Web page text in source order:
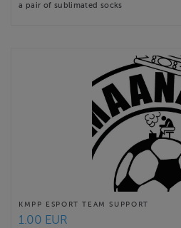
a pair of sublimated socks
KMPP ESPORT TEAM SUPPORT
1.00 EUR